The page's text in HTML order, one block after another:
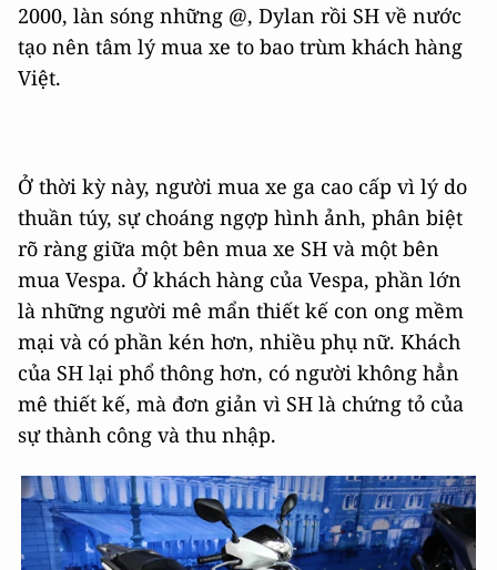
2000, làn sóng những @, Dylan rồi SH về nước
tạo nên tâm lý mua xe to bao trùm khách hàng
Việt.
Ở thời kỳ này, người mua xe ga cao cấp vì lý do
thuần túy, sự choáng ngợp hình ảnh, phân biệt
rõ ràng giữa một bên mua xe SH và một bên
mua Vespa. Ở khách hàng của Vespa, phần lớn
là những người mê mẩn thiết kế con ong mềm
mại và có phần kén hơn, nhiều phụ nữ. Khách
của SH lại phổ thông hơn, có người không hẳn
mê thiết kế, mà đơn giản vì SH là chứng tỏ của
sự thành công và thu nhập.